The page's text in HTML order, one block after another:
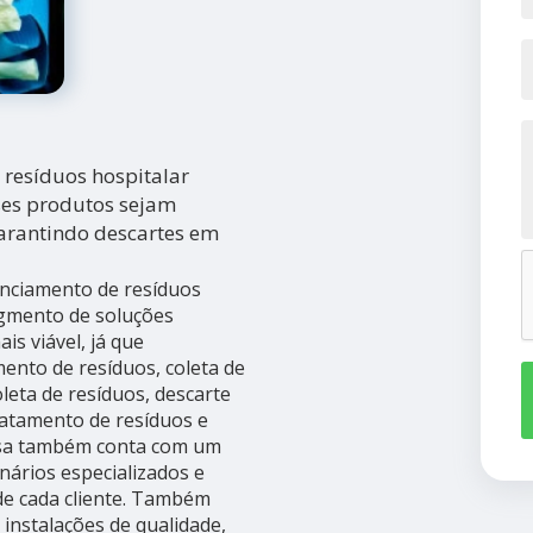
resíduos hospitalar
produtos sejam
descartes em
de resíduos
de soluções
viável, já que
de resíduos, coleta de
de resíduos, descarte
de resíduos e
também conta com um
especializados e
cada cliente. Também
de qualidade,